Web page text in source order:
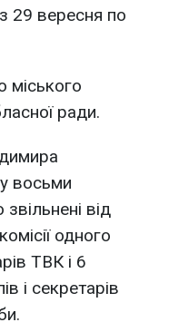
29 вересня по
міського
ради.
восьми
від
одного
ТВК і 6
і секретарів